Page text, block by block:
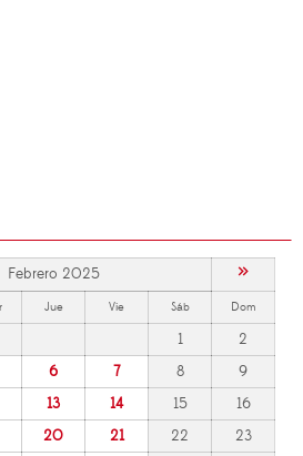
Febrero 2025 »
Jue Vie Sáb Dom
1
2
6 7 8
9
13 14 15
16
20 21 22
23